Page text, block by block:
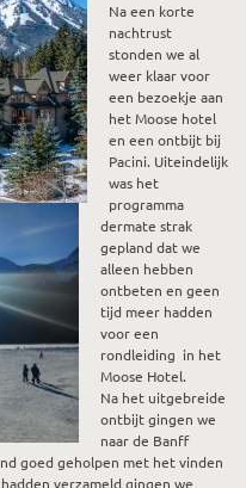
Na een korte
nachtrust
stonden we al
weer klaar voor
een bezoekje aan
het Moose hotel
en een ontbijt bij
Pacini. Uiteindelijk
was het
programma
dermate strak
gepland dat we
alleen hebben
ontbeten en geen
tijd meer hadden
voor een
rondleiding in het
Moose Hotel.
Na het uitgebreide
ontbijt gingen we
naar de Banff
goed geholpen met het vinden
verzameld gingen we